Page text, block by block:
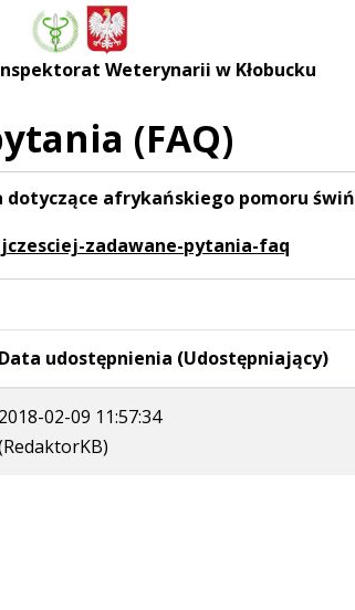
Weterynarii w Kłobucku
(FAQ)
dotyczące afrykańskiego pomoru świń
zadawane-pytania-faq
Data udostępnienia (Udostępniający)
2018-02-09 11:57:34